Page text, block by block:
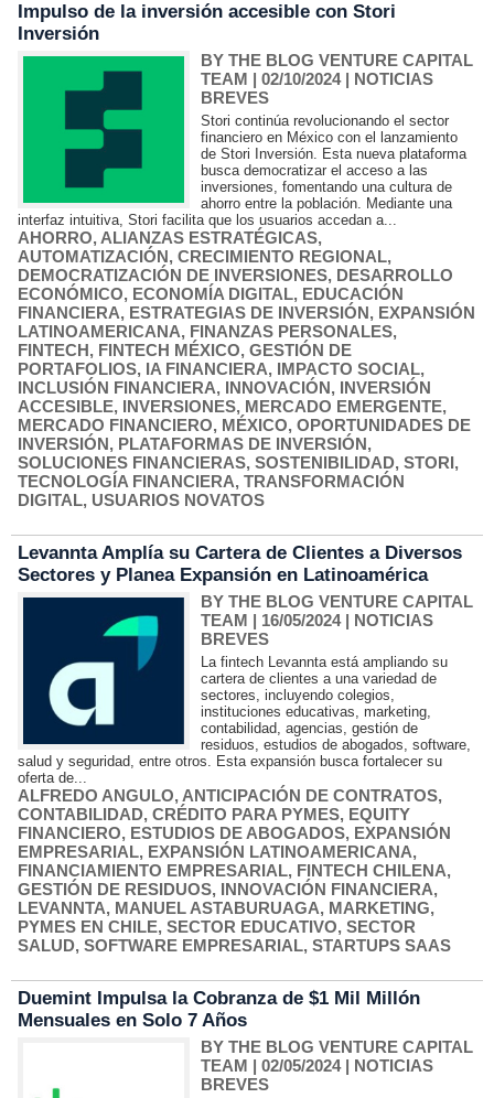
Impulso de la inversión accesible con Stori
Inversión
BY THE BLOG VENTURE CAPITAL
TEAM | 02/10/2024| NOTICIAS
BREVES
Stori continúa revolucionando el sector
financiero en México con el lanzamiento
de Stori Inversión. Esta nueva plataforma
busca democratizar el acceso a las
inversiones, fomentando una cultura de
ahorro entre la población. Mediante una
interfaz intuitiva, Stori facilita que los usuarios accedan a...
AHORRO, ALIANZAS ESTRATÉGICAS,
AUTOMATIZACIÓN, CRECIMIENTO REGIONAL,
DEMOCRATIZACIÓN DE INVERSIONES, DESARROLLO
ECONÓMICO, ECONOMÍA DIGITAL, EDUCACIÓN
FINANCIERA, ESTRATEGIAS DE INVERSIÓN, EXPANSIÓN
LATINOAMERICANA, FINANZAS PERSONALES,
FINTECH, FINTECH MÉXICO, GESTIÓN DE
PORTAFOLIOS, IA FINANCIERA, IMPACTO SOCIAL,
INCLUSIÓN FINANCIERA, INNOVACIÓN, INVERSIÓN
ACCESIBLE, INVERSIONES, MERCADO EMERGENTE,
MERCADO FINANCIERO, MÉXICO, OPORTUNIDADES DE
INVERSIÓN, PLATAFORMAS DE INVERSIÓN,
SOLUCIONES FINANCIERAS, SOSTENIBILIDAD, STORI,
TECNOLOGÍA FINANCIERA, TRANSFORMACIÓN
DIGITAL, USUARIOS NOVATOS
Levannta Amplía su Cartera de Clientes a Diversos
Sectores y Planea Expansión en Latinoamérica
BY THE BLOG VENTURE CAPITAL
TEAM | 16/05/2024| NOTICIAS
BREVES
La fintech Levannta está ampliando su
cartera de clientes a una variedad de
sectores, incluyendo colegios,
instituciones educativas, marketing,
contabilidad, agencias, gestión de
residuos, estudios de abogados, software,
salud y seguridad, entre otros. Esta expansión busca fortalecer su
oferta de...
ALFREDO ANGULO, ANTICIPACIÓN DE CONTRATOS,
CONTABILIDAD, CRÉDITO PARA PYMES, EQUITY
FINANCIERO, ESTUDIOS DE ABOGADOS, EXPANSIÓN
EMPRESARIAL, EXPANSIÓN LATINOAMERICANA,
FINANCIAMIENTO EMPRESARIAL, FINTECH CHILENA,
GESTIÓN DE RESIDUOS, INNOVACIÓN FINANCIERA,
LEVANNTA, MANUEL ASTABURUAGA, MARKETING,
PYMES EN CHILE, SECTOR EDUCATIVO, SECTOR
SALUD, SOFTWARE EMPRESARIAL, STARTUPS SAAS
​Duemint Impulsa la Cobranza de $1 Mil Millón
Mensuales en Solo 7 Años
BY THE BLOG VENTURE CAPITAL
TEAM | 02/05/2024| NOTICIAS
BREVES